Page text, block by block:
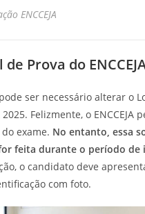
ENCCEJA
Prova do
ser necessário alterar o
2025. Felizmente, o ENCCEJA
exame. No entanto, essa
feita durante o período de
o candidato deve
com foto.